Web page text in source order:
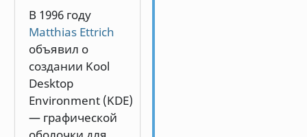
В 1996 году
Matthias Ettrich
объявил о
создании Kool
Desktop
Environment (KDE)
— графической